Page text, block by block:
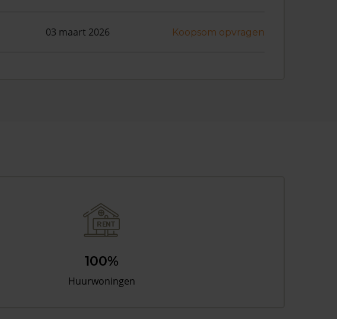
03 maart 2026 Koopsom opvragen
100%
Huurwoningen